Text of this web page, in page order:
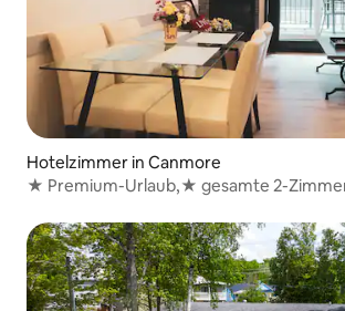
Hotelzimmer in Canmore
★ Premium-Urlaub,★ gesamte 2-